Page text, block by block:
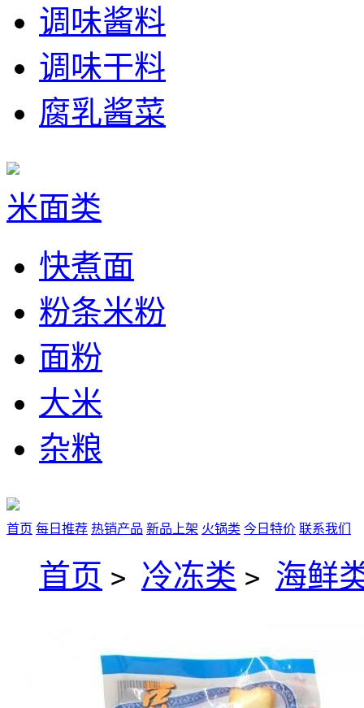
调味酱料
调味干料
腐乳酱菜
米面类
快煮面
粉条米粉
面粉
大米
杂粮
首页 每日推荐 热销产品 新品上架 火锅类 今日特价 联系我们
首页 > 冷冻类 > 海鲜